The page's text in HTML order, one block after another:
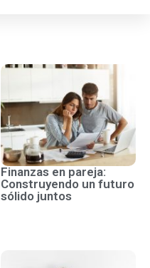
Finanzas en pareja:
Construyendo un futuro
sólido juntos